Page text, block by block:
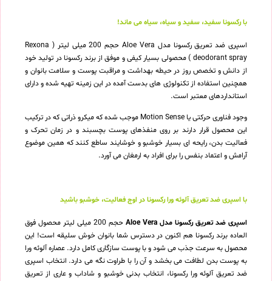
با رکسونا سفید، سفید و سیاه، سیاه می ماند!
اسپری ضد تعریق رکسونا مدل Aloe Vera حجم 200 میلی لیتر ( Rexona
deodorant spray ) محصولی بسیار کیفی و موفق از برند رکسونا در تولید خود
از دانش و تخصص روز در حیطه بهداشت و مراقبت پوست و سلامت بانوان و
همچنین استفاده از تکنولوژی های بدست آمده در این زمینه تهیه شده و دارای
استانداردهای معتبر است.
وجود فناوری حرکتی یا Motion Sense موجب شده که میکرو ذراتی که در ترکیب
این محصول قرار دارند بر روی منفذهای پوست بچسبند و در زمان تحرک و
فعالیت بدن، رایحه ای بسیار خوشبو و خوشایند ساطع کنند که همین موضوع
آرامش و اعتماد بنفس را برای افراد به ارمغان می آورد.
با اسپری ضد تعریق آلوئه ورا رکسونا در اوج فعالیت، خوشبو باشید
اسپری ضد تعریق رکسونا مدل Aloe Vera
حجم 200 میلی لیتر محصول فوق
العاده برند رکسونا هم اکنون در دسترس شما بانوان خوش سلیقه است! این
محصول به سرعت جذب می شود و با پوست سازگاری کامل دارد. عصاره آلوئه ورا
به پوست بدن لطافت می بخشد و آن را با طراوت نگه می دارد. انتخاب اسپری
ضد تعریق آلوئه ورا رکسونا، انتخاب بدنی خوشبو و شاداب و عاری از تعریق